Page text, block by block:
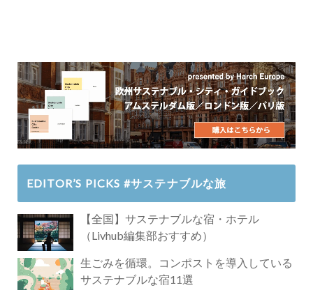
EDITOR’S PICKS #サステナブルな旅
【全国】サステナブルな宿・ホテル
（Livhub編集部おすすめ）
生ごみを循環。コンポストを導入している
サステナブルな宿11選